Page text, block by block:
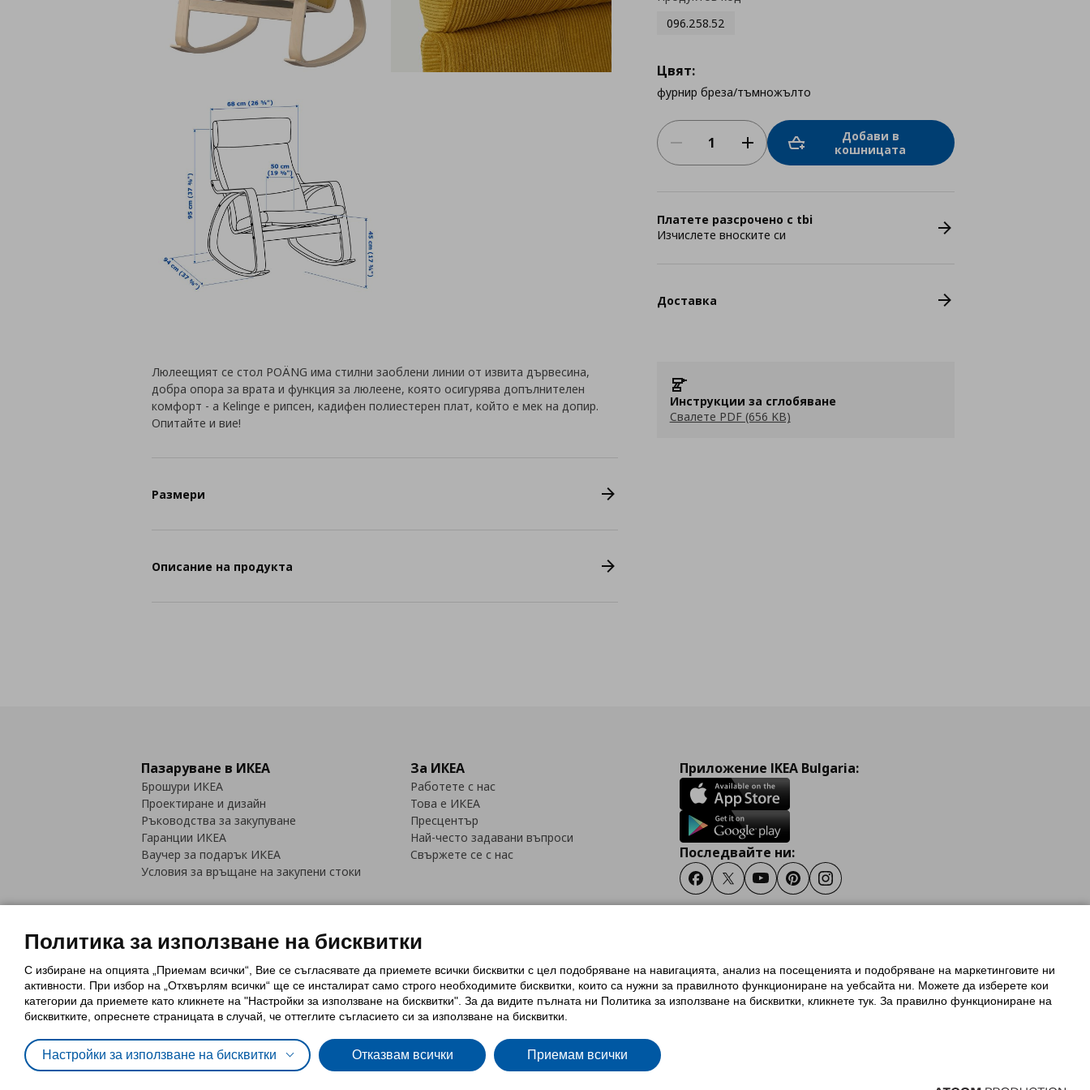
096.258.52
Цвят:
фурнир бреза/тъмножълто
Добави в
кошницата
Платете разсрочено с tbi
Изчислете вноските си
Доставка
Инструкции за сглобяване
Свалете PDF (656 KB)
Люлеещият се стол POÄNG има стилни заоблени линии от извита дървесина,
добра опора за врата и функция за люлеене, която осигурява допълнителен
комфорт - а Kelinge е рипсен, кадифен полиестерен плат, който е мек на допир.
Опитайте и вие!
Размери
Описание на продукта
Пазаруване в ИКЕА
Брошури ИКЕА
Проектиране и дизайн
Ръководства за закупуване
Гаранции ИКЕА
Ваучер за подарък ИКЕА
Условия за връщане на закупени стоки
За ИКЕА
Работете с нас
Това е ИКЕА
Пресцентър
Най-често задавани въпроси
Свържете се с нас
Приложение IKEA Bulgaria:
Последвайте ни:
FacebookTwitterYoutubePinterestInstagram
Политика за използване на бисквитки (Cookies)Избор на настройки за използване на бисквиткиУсловия за ползване на ikea.bg
Обща политика за личните данни
Политика за защита на личните данни на ikea.bg
Общи условия на програма IKEA Family
Политика за защита на лични данни на програма IKEA Family
Политика за използване на бисквитки
С избиране на опцията „Приемам всички“, Вие се съгласявате да приемете всички бисквитки с цел подобряване на навигацията, анализ на посещенията и подобряване на маркетинговите ни
активности. При избор на „Отхвърлям всички“ ще се инсталират само строго необходимитe бисквитки, които са нужни за правилното функциониране на уебсайта ни. Можете да изберете кои
категории да приемете като кликнете на "Настройки за използване на бисквитки". За да видите пълната ни Политика за използване на бисквитки, кликнете тук. За правилно функциониране на
бисквитките, опреснете страницата в случай, че оттеглите съгласието си за използване на бисквитки.
Настройки за използване на бисквитки Отказвам всички Приемам всички